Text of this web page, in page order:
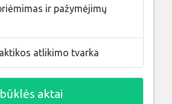
ir pažymėjimų
atlikimo tvarka
aktai